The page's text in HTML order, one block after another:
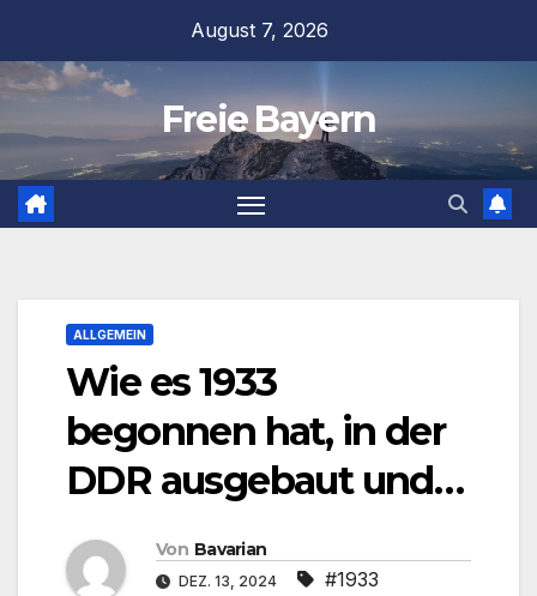
springen
August 7, 2026
Freie Bayern
ALLGEMEIN
Wie es 1933
begonnen hat, in der
DDR ausgebaut und…
Von Bavarian
DEZ. 13, 2024 #1933